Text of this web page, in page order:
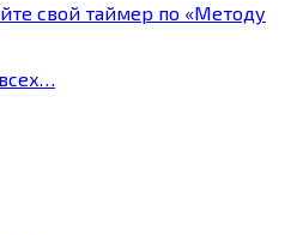
свой таймер по «Методу